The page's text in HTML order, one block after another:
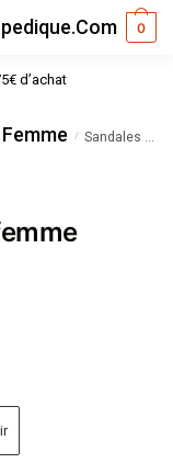
0
d’achat
/ Sandales orthopédique femme ChicRelax